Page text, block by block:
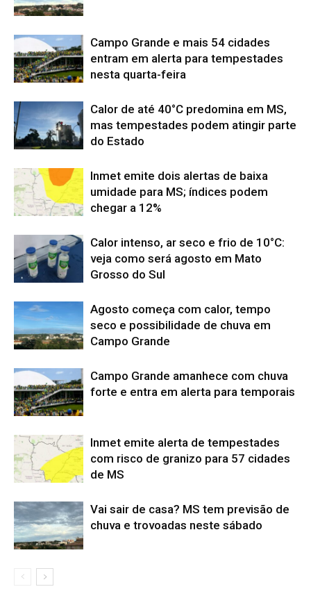
Campo Grande e mais 54 cidades
entram em alerta para tempestades
nesta quarta-feira
Calor de até 40°C predomina em MS,
mas tempestades podem atingir parte
do Estado
Inmet emite dois alertas de baixa
umidade para MS; índices podem
chegar a 12%
Calor intenso, ar seco e frio de 10°C:
veja como será agosto em Mato
Grosso do Sul
Agosto começa com calor, tempo
seco e possibilidade de chuva em
Campo Grande
Campo Grande amanhece com chuva
forte e entra em alerta para temporais
Inmet emite alerta de tempestades
com risco de granizo para 57 cidades
de MS
Vai sair de casa? MS tem previsão de
chuva e trovoadas neste sábado